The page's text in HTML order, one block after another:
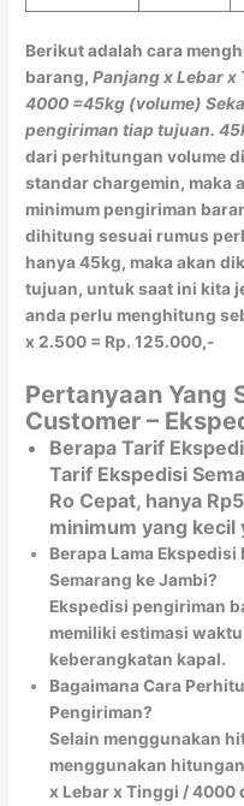
Berikut adalah cara
barang,Panjang x Lebar
4000 =45kg (volume)
pengiriman tiap tujuan.
dari perhitungan volume
standar chargemin, maka
minimum pengiriman
dihitung sesuai rumus
hanya 45kg, maka akan
tujuan, untuk saat ini kita
anda perlu menghitung
x 2.500 = Rp. 125.000,-
Pertanyaan Yang
Customer –
Berapa Tarif
Tarif Ekspedisi
Ro Cepat, hanya
minimum yang kecil
Berapa Lama
Semarang ke Jambi?
Ekspedisi pengiriman
memiliki estimasi
keberangkatan kapal.
Bagaimana Cara
Pengiriman?
Selain menggunakan
menggunakan
x Lebar x Tinggi /